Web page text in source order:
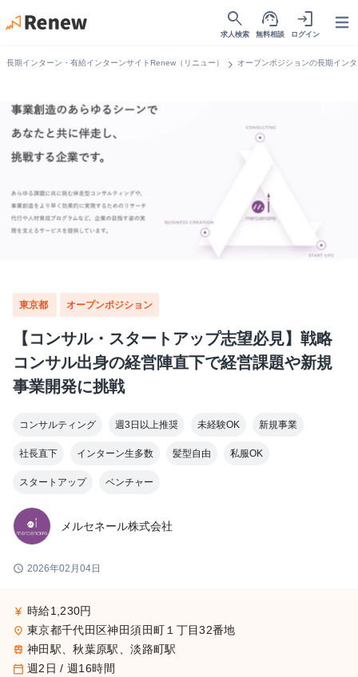
search
求人検索
support_agent
無料相談
login
ログイン
長期インターン・有給インターンサイトRenew（リニュー） chevron_right オープンポジションの長期イン
東京都 オープンポジション
【コンサル・スタートアップ志望必見】戦略
コンサル出身の経営陣直下で経営課題や新規
事業開発に挑戦
コンサルティング 週3日以上推奨 未経験OK 新規事業
社長直下 インターン生多数 髪型自由 私服OK
スタートアップ ベンチャー
メルセネール株式会社
schedule 2026年02月04日
currency_yen 時給1,230円
place 東京都千代田区神田須田町１丁目32番地
train 神田駅、秋葉原駅、淡路町駅
calendar_today 週2日 / 週16時間